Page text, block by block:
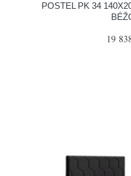
POSTEL PK 34
19